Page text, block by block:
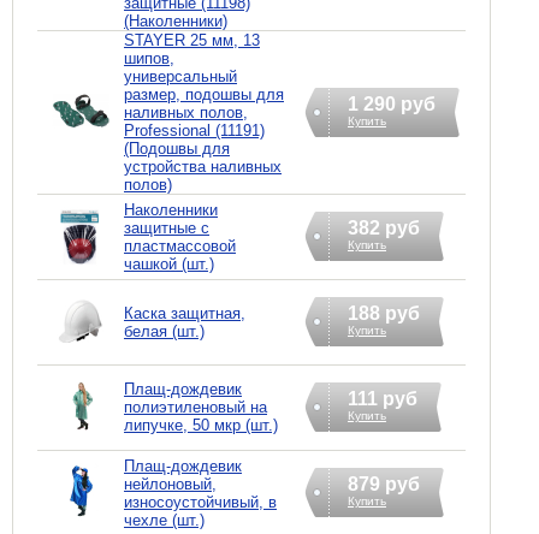
(Наколенники)
STAYER 25 мм, 13
шипов,
универсальный
размер, подошвы для
наливных полов,
Professional (11191)
(Подошвы для
устройства наливных
полов)
1 290 руб
Купить
Наколенники
защитные с
пластмассовой
чашкой (шт.)
382 руб
Купить
Каска защитная,
белая (шт.)
188 руб
Купить
Плащ-дождевик
полиэтиленовый на
липучке, 50 мкр (шт.)
111 руб
Купить
Плащ-дождевик
нейлоновый,
износоустойчивый, в
чехле (шт.)
879 руб
Купить